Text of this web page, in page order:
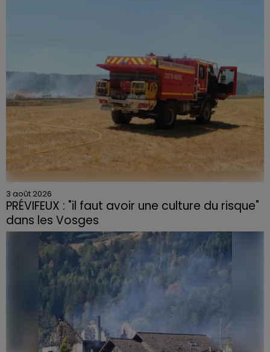
3 août 2026
PRÉVIFEUX : "il faut avoir une culture du risque"
dans les Vosges